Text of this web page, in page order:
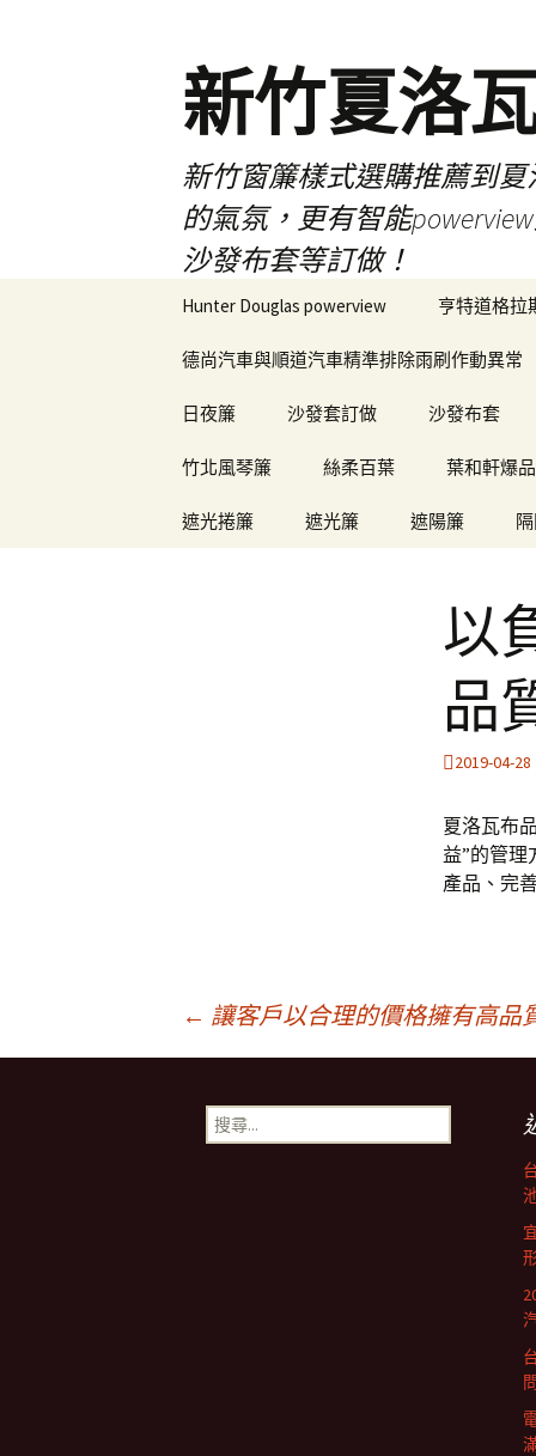
新竹夏洛
新竹窗簾樣式選購推薦到
的氣氛，更有智能
沙發布套等訂做！
Hunter Douglas powerview 亨特道格拉
德尚汽車與順道汽車精準排除雨刷作動異常
日夜簾 沙發套訂做 沙發布套
竹北風琴簾 絲柔百葉 葉和軒爆
遮光捲簾 遮光簾 遮陽簾
以
品
2019-04-28
夏洛瓦布
益”的管理
產品、完
← 讓客戶以合理的價格擁有高品
搜
尋